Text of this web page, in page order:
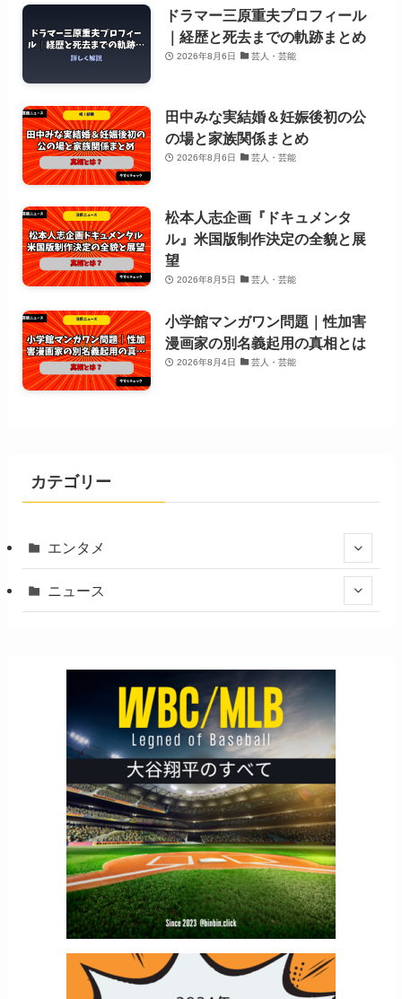
ドラマー三原重夫プロフィール
｜経歴と死去までの軌跡まとめ
2026年8月6日 芸人・芸能
田中みな実結婚＆妊娠後初の公
の場と家族関係まとめ
2026年8月6日 芸人・芸能
松本人志企画『ドキュメンタ
ル』米国版制作決定の全貌と展
望
2026年8月5日 芸人・芸能
小学館マンガワン問題｜性加害
漫画家の別名義起用の真相とは
2026年8月4日 芸人・芸能
カテゴリー
エンタメ
ニュース